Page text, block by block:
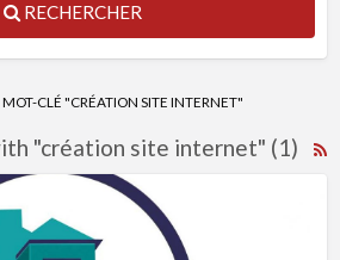
RECHERCHER
CLÉ "CRÉATION SITE INTERNET"
"création site internet" (1)